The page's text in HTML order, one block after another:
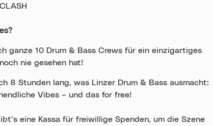
ganze 10 Drum & Bass Crews für ein einzigartiges
nie gesehen hat!
8 Stunden lang, was Linzer Drum & Bass ausmacht:
Vibes – und das for free!
eine Kassa für freiwillige Spenden, um die Szene